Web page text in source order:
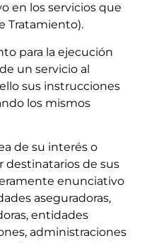
en los servicios que
Tratamiento).
para la ejecución
un servicio al
sus instrucciones
los mismos
de su interés o
destinatarios de sus
enunciativo
aseguradoras,
entidades
administraciones